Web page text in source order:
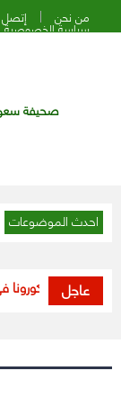
من نحن إتصل
سياسة الخصوصية
صحيفة
احدث الموضوعات
أمطار رعدية
عاجل
مستجدات كورونا في المملكة..